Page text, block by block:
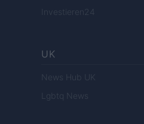
Investieren24
UK
News Hub UK
Lgbtq News